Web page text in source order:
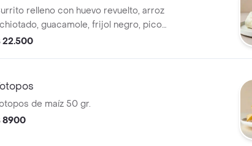
relleno con huevo revuelto, arroz
guacamole, frijol negro, pico
gallo, queso y salsa verde.
22.500
de maíz 50 gr.
8900